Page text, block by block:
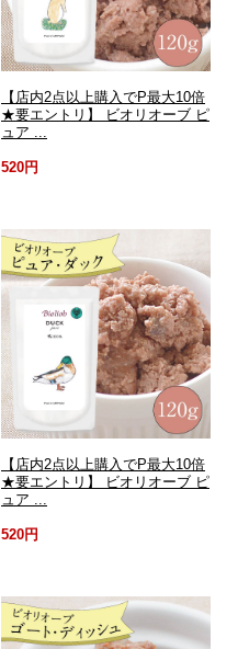
【店内2点以上購入でP最大10倍
★要エントリ】 ビオリオーブ ピ
ュア ...
520円
【店内2点以上購入でP最大10倍
★要エントリ】 ビオリオーブ ピ
ュア ...
520円